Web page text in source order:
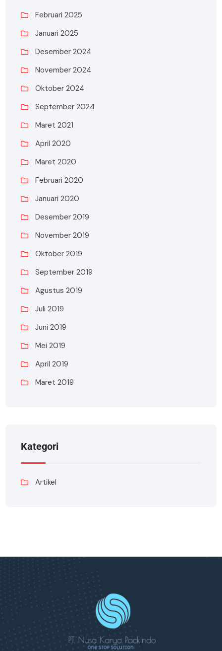
Februari 2025
Januari 2025
Desember 2024
November 2024
Oktober 2024
September 2024
Maret 2021
April 2020
Maret 2020
Februari 2020
Januari 2020
Desember 2019
November 2019
Oktober 2019
September 2019
Agustus 2019
Juli 2019
Juni 2019
Mei 2019
April 2019
Maret 2019
Kategori
Artikel